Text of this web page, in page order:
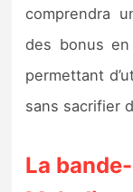
comprendra
des bonus en
permettant
sans sacrifier
La